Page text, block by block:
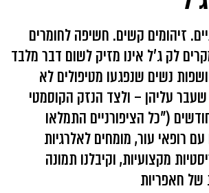
זיהומים קשים. חשיפה לחומרים
לק ג'ל אינו מזיק לשום דבר מלבד
נשים שנפגעו מטיפולים לא
עליהן – ולצד הנזק הקוסמטי
("כל הציפורניים התמלאו
רופאי עור, מומחים לאלרגיות
מקצועיות, וקיבלנו תמונה
חאפריות